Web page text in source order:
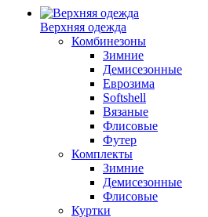
Верхняя одежда
Комбинезоны
Зимние
Демисезонные
Еврозима
Softshell
Вязаные
Флисовые
Футер
Комплекты
Зимние
Демисезонные
Флисовые
Куртки